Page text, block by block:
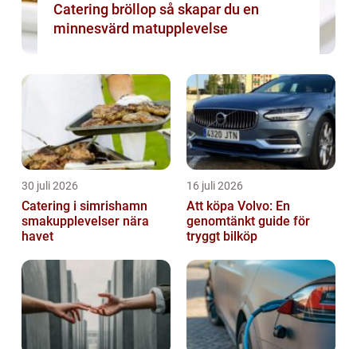
Catering bröllop så skapar du en
minnesvärd matupplevelse
30 juli 2026
Catering i simrishamn
smakupplevelser nära
havet
16 juli 2026
Att köpa Volvo: En
genomtänkt guide för
tryggt bilköp